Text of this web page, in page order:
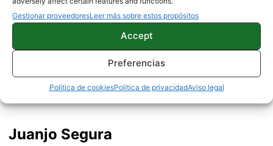
Gestionar proveedoresLeer más sobre estos propósitos
Accept
Preferencias
Política de cookiesPolítica de privacidadAviso legal
Sobre este autor
Juanjo Segura